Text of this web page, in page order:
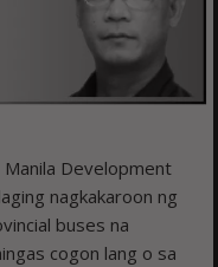
Development
nagkakaroon ng
buses na
cogon lang o sa